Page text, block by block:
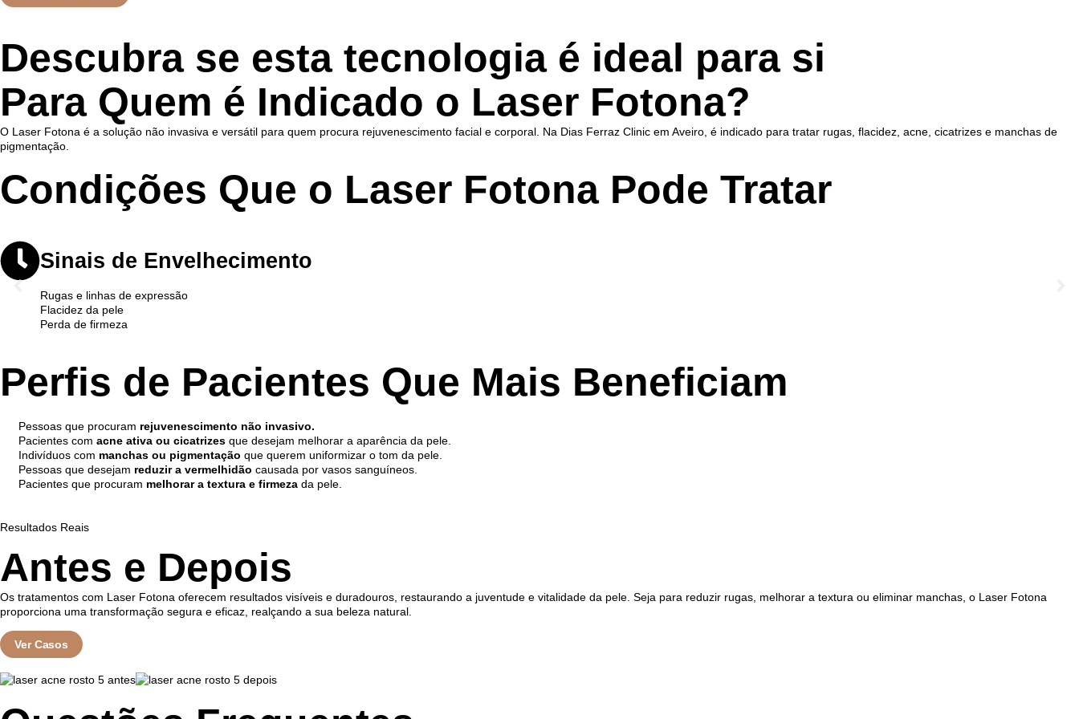
Descubra se esta tecnologia é ideal para si
Para Quem é Indicado o Laser Fotona?
O Laser Fotona é a solução não invasiva e versátil para quem procura rejuvenescimento facial e corporal. Na Dias Ferraz Clinic em Aveiro, é indicado para tratar rugas, flacidez, acne, cicatrizes e manchas de
pigmentação.
Condições Que o Laser Fotona Pode Tratar
Sinais de Envelhecimento
Rugas e linhas de expressão
Flacidez da pele
Perda de firmeza
Perfis de Pacientes Que Mais Beneficiam
Pessoas que procuram rejuvenescimento não invasivo.
Pacientes com acne ativa ou cicatrizesque desejam melhorar a aparência da pele.
Indivíduos com manchas ou pigmentação que querem uniformizar o tom da pele.
Pessoas que desejam reduzir a vermelhidão causada por vasos sanguíneos.
Pacientes que procuram melhorar a textura e firmezada pele.
Resultados Reais
Antes e Depois
Os tratamentos com Laser Fotona oferecem resultados visíveis e duradouros, restaurando a juventude e vitalidade da pele. Seja para reduzir rugas, melhorar a textura ou eliminar manchas, o Laser Fotona
proporciona uma transformação segura e eficaz, realçando a sua beleza natural.
Ver Casos